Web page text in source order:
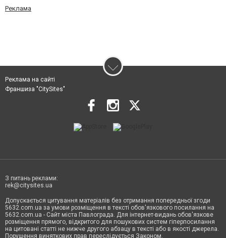
Реклама
Реклама на сайті
Франшиза "CitySites"
З питань реклами:
rek@citysites.ua
Допускається цитування матеріалів без отримання попередньої згоди
5632.com.ua за умови розміщення в тексті обов'язкового посилання на
5632.com.ua - Сайт міста Павлограда. Для інтернет-видань обов'язкове
розміщення прямого, відкритого для пошукових систем гіперпосилання
на цитовані статті не нижче другого абзацу в тексті або в якості джерела.
Порушення виняткових прав переслідується Законом.